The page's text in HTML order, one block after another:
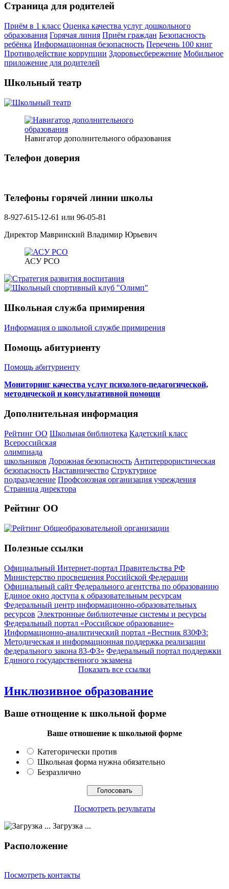
Страница для родителей
Приём в 1 класс Оценка качества услуг дошкольного
образования Горячая линия Приём граждан Безопасность
ребёнка Информационная безопасность Перечень 100 книг
Противодействие коррупции Здоровьесбережение Мобильное
приложение для родителей
Школьный театр
Навигатор дополнительного образования
Телефон доверия
Телефоны горячей линии школы
8-927-615-12-61 или 96-05-81
Директор Мавринский Владимир Юрьевич
АСУ РСО
Школьная служба примирения
Информация о школьной службе примирения
Помощь абитуриенту
Помощь абитуриенту
Мониторинг качества услуг психолого-педагогической,
методической и консультативной помощи
Дополнительная информация
Рейтинг ОО Школьная библиотека Кадетский класс
Всероссийская
олимпиада
школьников Дорожная безопасность Антитеррористическая
безопасность Наставничество Структурное
подразделение Профсоюзная организация учреждения
Страница директора
Рейтинг ОО
Полезные ссылки
Официальный Интернет-портал Правительства РФ
Министерство просвещения Российской Федерации
Официальный сайт Федерального агентства по образованию
Единое окно доступа к образовательным ресурсам
Федеральный центр информационно-образовательных
ресурсов Электронные библиотечные системы и ресурсы
Федеральный портал «Российское образование»
Информационно-аналитический портал «Вестник 830ФЗ:
Методическая и информационная поддержка реализации
федерального закона 83-ФЗ» Федеральный портал поддержки
Единого государственного экзамена
Показать все ссылки
Инклюзивное образование
Ваше отнощение к школьной форме
Ваше отношение к школьной форме
Категорически против
Школьная форма нужна обязательно
Безразлично
Посмотреть результаты
Загрузка ...
Расположение
Посмотреть контакты